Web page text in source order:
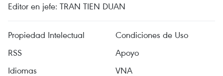
Editor en jefe: TRAN TIEN DUAN
Propiedad Intelectual
Condiciones de Uso
RSS
Apoyo
Idiomas
VNA